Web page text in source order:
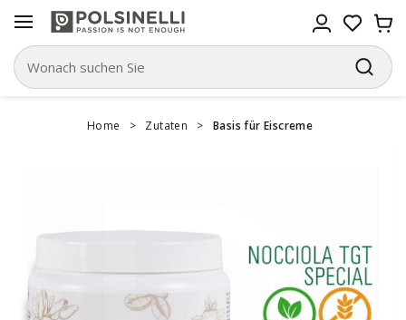
Home > Zutaten > Basis für Eiscreme